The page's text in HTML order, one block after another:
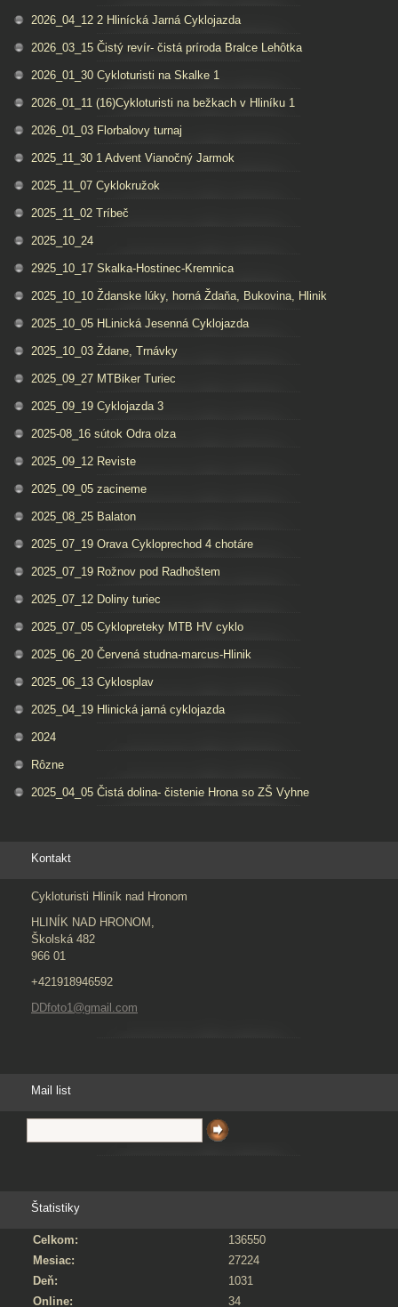
2026_04_12 2 Hlinícká Jarná Cyklojazda
2026_03_15 Čistý revír- čistá príroda Bralce Lehôtka
2026_01_30 Cykloturisti na Skalke 1
2026_01_11 (16)Cykloturisti na bežkach v Hliníku 1
2026_01_03 Florbalovy turnaj
2025_11_30 1 Advent Vianočný Jarmok
2025_11_07 Cyklokružok
2025_11_02 Tríbeč
2025_10_24
2925_10_17 Skalka-Hostinec-Kremnica
2025_10_10 Ždanske lúky, horná Ždaňa, Bukovina, Hlinik
2025_10_05 HLinická Jesenná Cyklojazda
2025_10_03 Ždane, Trnávky
2025_09_27 MTBiker Turiec
2025_09_19 Cyklojazda 3
2025-08_16 sútok Odra olza
2025_09_12 Reviste
2025_09_05 zacineme
2025_08_25 Balaton
2025_07_19 Orava Cykloprechod 4 chotáre
2025_07_19 Rožnov pod Radhoštem
2025_07_12 Doliny turiec
2025_07_05 Cyklopreteky MTB HV cyklo
2025_06_20 Červená studna-marcus-Hlinik
2025_06_13 Cyklosplav
2025_04_19 Hlinická jarná cyklojazda
2024
Rôzne
2025_04_05 Čistá dolina- čistenie Hrona so ZŠ Vyhne
Kontakt
Cykloturisti Hliník nad Hronom
HLINÍK NAD HRONOM,
Školská 482
966 01
+421918946592
DDfoto1@gmail.com
Mail list
Štatistiky
Online: 34
Celkom:
136550
Mesiac:
27224
Deň:
1031